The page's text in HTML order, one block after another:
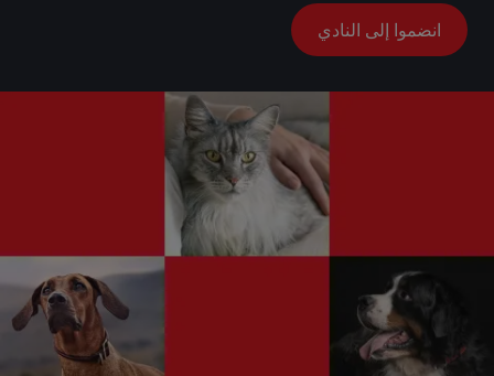
انضموا إلى النادي